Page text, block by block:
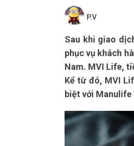
P.V
Sau khi giao
phục vụ khách
Nam. MVI Life,
Kể từ đó, MVI
biệt với Manulife